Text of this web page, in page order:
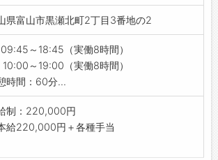
♪
テップアップ】
り、社員の成長をサポートします！
人の頑張りをしっかり評価し、店長や副店
どの管理職へのキャリアアップも可能です
歴や年齢に関係なく、チャレンジする意欲
に取り組みます＾＾
帯キャリアの乗り換え不要♪
いただけます！
業は月平均5時間◎
ンとオフのメリハリをつけながら働ける環
す♪
日の業務の流れ】
県富山市黒瀬北町2丁目3番地の2
09:45～18:45（実働8時間）
10:00～19:00（実働8時間）
時間：60分...
制：220,000円
給220,000円＋各種手当